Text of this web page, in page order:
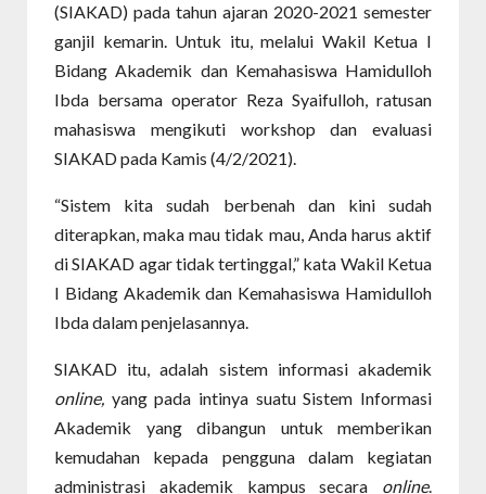
(SIAKAD) pada tahun ajaran 2020-2021 semester
ganjil kemarin. Untuk itu, melalui Wakil Ketua I
Bidang Akademik dan Kemahasiswa Hamidulloh
Ibda bersama operator Reza Syaifulloh, ratusan
mahasiswa mengikuti workshop dan evaluasi
SIAKAD pada Kamis (4/2/2021).
“Sistem kita sudah berbenah dan kini sudah
diterapkan, maka mau tidak mau, Anda harus aktif
di SIAKAD agar tidak tertinggal,” kata Wakil Ketua
I Bidang Akademik dan Kemahasiswa Hamidulloh
Ibda dalam penjelasannya.
SIAKAD itu, adalah sistem informasi akademik
online, yang pada intinya suatu Sistem Informasi
Akademik yang dibangun untuk memberikan
kemudahan kepada pengguna dalam kegiatan
administrasi akademik kampus secara online.